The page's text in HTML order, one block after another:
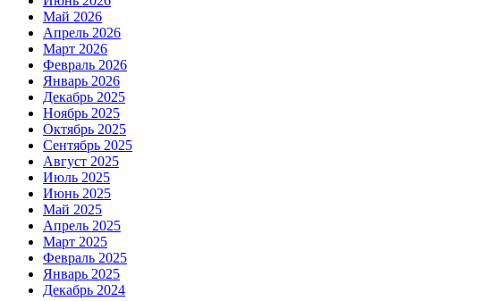
Май 2026
Апрель 2026
Март 2026
Февраль 2026
Январь 2026
Декабрь 2025
Ноябрь 2025
Октябрь 2025
Сентябрь 2025
Август 2025
Июль 2025
Июнь 2025
Май 2025
Апрель 2025
Март 2025
Февраль 2025
Январь 2025
Декабрь 2024